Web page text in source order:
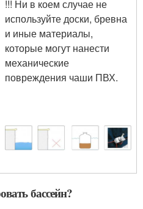
!!! Ни в коем случае не
используйте доски, бревна
и иные материалы,
которые могут нанести
механические
повреждения чаши ПВХ.
бассейн?